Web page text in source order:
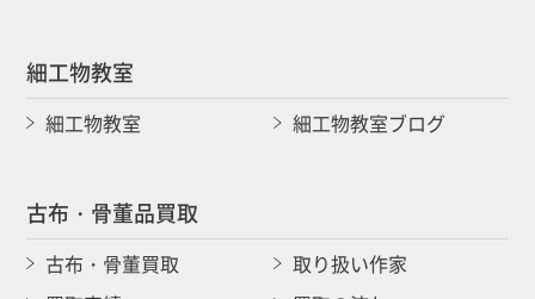
細工物教室
細工物教室 細工物教室ブログ
古布・骨董品買取
古布・骨董買取
取り扱い作家